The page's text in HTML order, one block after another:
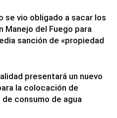
se vio obligado a sacar los
Manejo del Fuego para
sanción de «propiedad
presentará un nuevo
la colocación de
consumo de agua